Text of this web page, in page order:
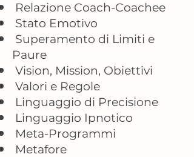
Relazione Coach-Coachee
Stato Emotivo
Superamento di Limiti e
Paure
Vision, Mission, Obiettivi
Valori e Regole
Linguaggio di Precisione
Linguaggio Ipnotico
Meta-Programmi
Metafore